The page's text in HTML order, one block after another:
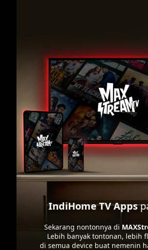
IndiHome TV Apps
Sekarang nontonnya di
Lebih banyak tontonan, lebih
di semua device buat nemenin